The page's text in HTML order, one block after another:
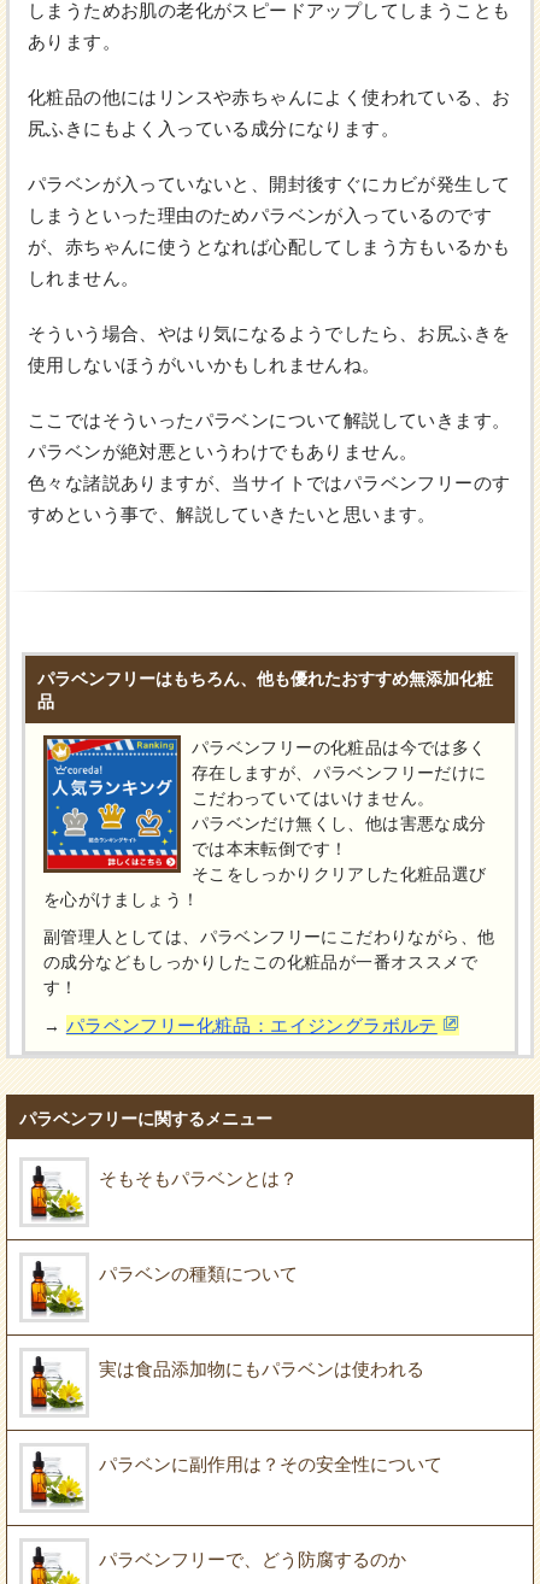
しまうためお肌の老化がスピードアップしてしまうことも
あります。
化粧品の他にはリンスや赤ちゃんによく使われている、お
尻ふきにもよく入っている成分になります。
パラベンが入っていないと、開封後すぐにカビが発生して
しまうといった理由のためパラベンが入っているのです
が、赤ちゃんに使うとなれば心配してしまう方もいるかも
しれません。
そういう場合、やはり気になるようでしたら、お尻ふきを
使用しないほうがいいかもしれませんね。
ここではそういったパラベンについて解説していきます。
パラベンが絶対悪というわけでもありません。
色々な諸説ありますが、当サイトではパラベンフリーのす
すめという事で、解説していきたいと思います。
パラベンフリーはもちろん、他も優れたおすすめ無添加化粧
品
パラベンフリーの化粧品は今では多く
存在しますが、パラベンフリーだけに
こだわっていてはいけません。
パラベンだけ無くし、他は害悪な成分
では本末転倒です！
そこをしっかりクリアした化粧品選び
を心がけましょう！
副管理人としては、パラベンフリーにこだわりながら、他
の成分などもしっかりしたこの化粧品が一番オススメで
す！
→ パラベンフリー化粧品：エイジングラボルテ
パラベンフリーに関するメニュー
そもそもパラベンとは？
パラベンの種類について
実は食品添加物にもパラベンは使われる
パラベンに副作用は？その安全性について
パラベンフリーで、どう防腐するのか